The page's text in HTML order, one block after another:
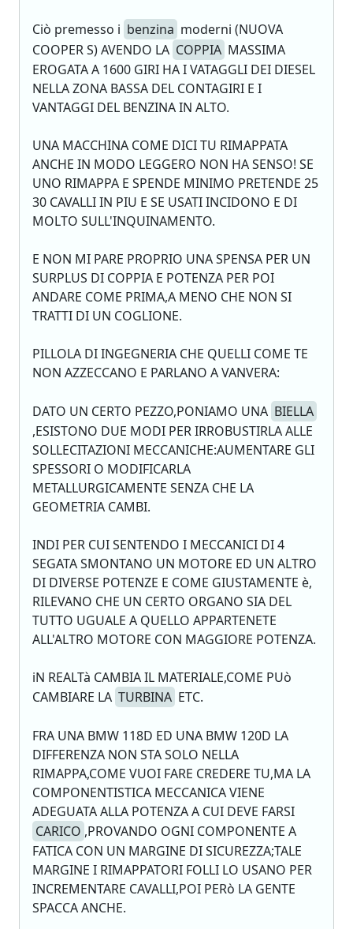
Ciò premesso i benzina moderni (NUOVA
COOPER S) AVENDO LA COPPIA MASSIMA
EROGATA A 1600 GIRI HA I VATAGGLI DEI DIESEL
NELLA ZONA BASSA DEL CONTAGIRI E I
VANTAGGI DEL BENZINA IN ALTO.
UNA MACCHINA COME DICI TU RIMAPPATA
ANCHE IN MODO LEGGERO NON HA SENSO! SE
UNO RIMAPPA E SPENDE MINIMO PRETENDE 25
30 CAVALLI IN PIU E SE USATI INCIDONO E DI
MOLTO SULL'INQUINAMENTO.
E NON MI PARE PROPRIO UNA SPENSA PER UN
SURPLUS DI COPPIA E POTENZA PER POI
ANDARE COME PRIMA,A MENO CHE NON SI
TRATTI DI UN COGLIONE.
PILLOLA DI INGEGNERIA CHE QUELLI COME TE
NON AZZECCANO E PARLANO A VANVERA:
DATO UN CERTO PEZZO,PONIAMO UNA BIELLA
,ESISTONO DUE MODI PER IRROBUSTIRLA ALLE
SOLLECITAZIONI MECCANICHE:AUMENTARE GLI
SPESSORI O MODIFICARLA
METALLURGICAMENTE SENZA CHE LA
GEOMETRIA CAMBI.
INDI PER CUI SENTENDO I MECCANICI DI 4
SEGATA SMONTANO UN MOTORE ED UN ALTRO
DI DIVERSE POTENZE E COME GIUSTAMENTE è,
RILEVANO CHE UN CERTO ORGANO SIA DEL
TUTTO UGUALE A QUELLO APPARTENETE
ALL'ALTRO MOTORE CON MAGGIORE POTENZA.
iN REALTà CAMBIA IL MATERIALE,COME PUò
CAMBIARE LA TURBINA ETC.
FRA UNA BMW 118D ED UNA BMW 120D LA
DIFFERENZA NON STA SOLO NELLA
RIMAPPA,COME VUOI FARE CREDERE TU,MA LA
COMPONENTISTICA MECCANICA VIENE
ADEGUATA ALLA POTENZA A CUI DEVE FARSI
CARICO ,PROVANDO OGNI COMPONENTE A
FATICA CON UN MARGINE DI SICUREZZA;TALE
MARGINE I RIMAPPATORI FOLLI LO USANO PER
INCREMENTARE CAVALLI,POI PERò LA GENTE
SPACCA ANCHE.